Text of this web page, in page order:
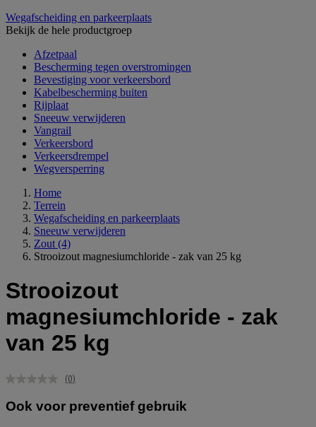
Wegafscheiding en parkeerplaats
Bekijk de hele productgroep
Afzetpaal
Bescherming tegen overstromingen
Bevestiging voor verkeersbord
Kabelbescherming buiten
Rijplaat
Sneeuw verwijderen
Vangrail
Verkeersbord
Verkeersdrempel
Wegversperring
Home
Terrein
Wegafscheiding en parkeerplaats
Sneeuw verwijderen
Zout (4)
Strooizout magnesiumchloride - zak van 25 kg
Strooizout
magnesiumchloride - zak
van 25 kg
Geen
Dezelfde
paginalink.
(0)
Ook voor preventief gebruik